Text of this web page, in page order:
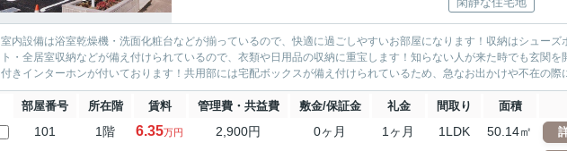
室内設備は浴室乾燥機・洗面化粧台などが揃っているので、快適に過ごしやすいお部屋になります！収納はシューズ
ト・全居室収納などが備え付けられているので、衣類や日用品の収納に重宝します！知らない人が来た時でも玄関
付きインターホンが付いております！共用部には宅配ボックスが備え付けられているため、急なお出かけや不在の際
部屋番号 所在階 賃料 管理費・共益費 敷金/保証金 礼金 間取り 面積
101 1階 6.35万円 2,900円 0ヶ月 1ヶ月 1LDK 50.14㎡